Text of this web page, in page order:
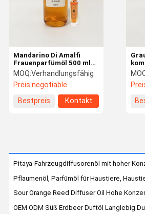
Werksbesich
Tigung
Qualitätskon
Rechtssach
Geruchsöl
Geruchsdiffuseröl
Aroma-Diffuseröl
Mandarino Di Amalfi
Frauenparfümöl 500 ml
Körperparfümöl
hochkonzentriert
MOQ:Verhandlungsfähig
Preis:negotiable
Bestpreis
Kontakt
Pitaya-Fahrzeugdiffusorenöl mit hoher
Pflaumenöl, Parfümöl für Haustiere,
Sour Orange Reed Diffuser Oil Hohe
OEM ODM Süß Erdbeer Duftöl Langlebig